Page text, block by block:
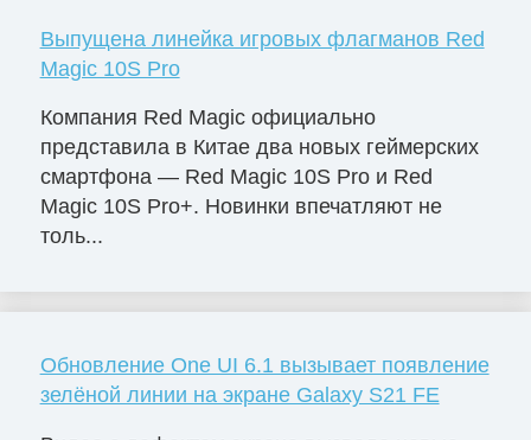
Выпущена линейка игровых флагманов Red
Magic 10S Pro
Компания Red Magic официально
представила в Китае два новых геймерских
смартфона — Red Magic 10S Pro и Red
Magic 10S Pro+. Новинки впечатляют не
толь...
Обновление One UI 6.1 вызывает появление
зелёной линии на экране Galaxy S21 FE